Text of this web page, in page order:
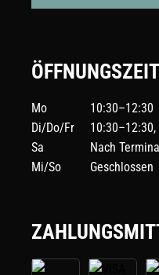
Mo
10:30–12:30
Di/Do/Fr
Sa
Nach
Mi/So
Geschlossen